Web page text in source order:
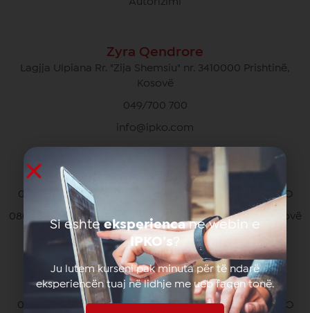
Zyra Qendrore
Lagjja Ulpiana Rr. "Zija Shemsiu" nr. 3410000 Prishtinë,
Kosovë
049/700 700
info@ipko.com
Kujdesi Ndaj Klientëve Privat
049/700 700 pa pagesë për thirrjet brenda rrjetit IPKO
080070070 pa pagesë nga të gjithë operatorët në Kosovë
*770# për thirrjet nga roaming
Kujdesi Ndaj Klientëve të Biznesit
049/700 900 pa pagesë për thirrjet brenda rrjetit IPKO
Si eshteeksperiencane webin e
IPKO’s?
Ju lutem kurseni pak minuta për të ndarë
eksperiencën tuaj në lidhje me ueb faqen tonë.